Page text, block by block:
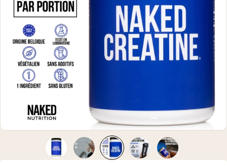
PROTÉINES EN POUDREMeilleure Vente
Protéine de pois
Protéine de Whey en Poudre
Peptides de collagène
Whey au chocolat issu de vaches
Shop All Protéines En Poudre
PROTÉINES VÉGANESMeilleure Vente
Protéine de pois